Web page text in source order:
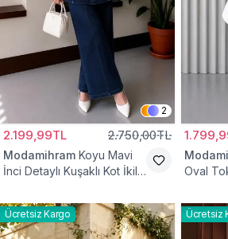
2
2.199,99TL 2.750,00TL
Modamihram Koyu Mavi
İnci Detaylı Kuşaklı Kot İkili
Oval
Ücretsiz Kargo Ücretsiz